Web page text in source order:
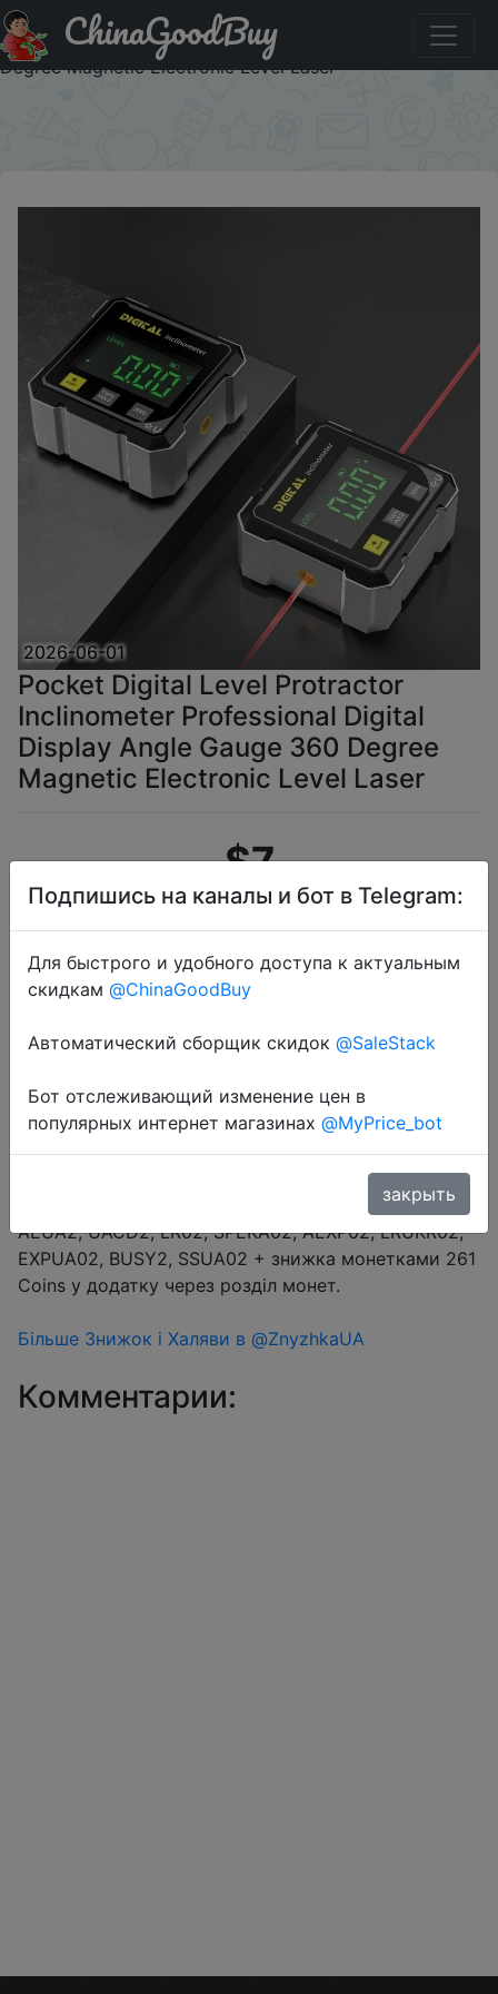
Код на скидку :AEUA2 Pocket Digital Level Protractor
Inclinometer Professional Digital Display Angle Gauge 360
Degree Magnetic Electronic Level Laser
ChinaGoodBuy
2026-06-01
Pocket Digital Level Protractor
Inclinometer Professional Digital
Display Angle Gauge 360 Degree
Magnetic Electronic Level Laser
$7
Промокод:
Перейти в магазин
#Aliexpress
Купон продавця $1.04 на головній магазину за
підписку + промокод на вибір $2/$12 (16.67%) →
AEUA2, UACD2, LR02, SPEKA02, AEXP02, LRUKR02,
EXPUA02, BUSY2, SSUA02 + знижка монетками 261
Coins у додатку через розділ монет.
Більше Знижок і Халяви в @ZnyzhkaUA
Комментарии:
Подпишись на каналы и бот в Telegram:
Для быстрого и удобного доступа к актуальным
скидкам @ChinaGoodBuy
Автоматический сборщик скидок @SaleStack
Бот отслеживающий изменение цен в
популярных интернет магазинах @MyPrice_bot
закрыть